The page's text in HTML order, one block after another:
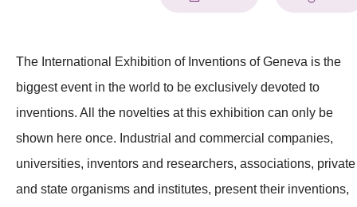
科技分享
会籍
The International Exhibition of Inventions of Geneva is the
biggest event in the world to be exclusively devoted to
inventions. All the novelties at this exhibition can only be
shown here once. Industrial and commercial companies,
universities, inventors and researchers, associations, private
and state organisms and institutes, present their inventions,